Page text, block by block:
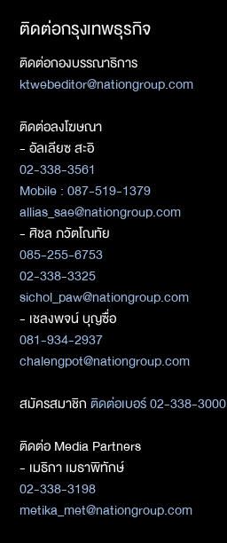
ติดต่อกรุงเทพธุรกิจ
ติดต่อกองบรรณาธิการ
ktwebeditor@nationgroup.com
ติดต่อลงโฆษณา
- อัลเลียซ สะอิ
02-338-3561
Mobile : 087-519-1379
allias_sae@nationgroup.com
- ศิชล ภวัตโณทัย
085-255-6753
02-338-3325
sichol_paw@nationgroup.com
- เชลงพจน์ บุญซื่อ
081-934-2937
chalengpot@nationgroup.com
สมัครสมาชิกติดต่อเบอร์ 02-338-3000
ติดต่อ Media Partners
- เมธิกา เมธาพิทักษ์
02-338-3198
metika_met@nationgroup.com